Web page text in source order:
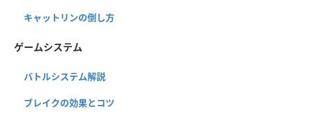
キャットリンの倒し方
ゲームシステム
バトルシステム解説
ブレイクの効果とコツ